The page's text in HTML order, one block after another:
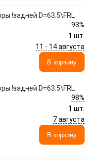
!задней D=63.5\FRL
93%
1 шт.
11 - 14 августа
В корзину
!задней D=63.5\FRL
98%
1 шт.
7 августа
В корзину